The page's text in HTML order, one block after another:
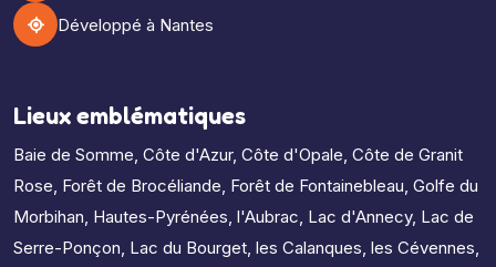
Développé à Nantes
Lieux emblématiques
Baie de Somme, Côte d'Azur, Côte d'Opale, Côte de Granit
Rose, Forêt de Brocéliande, Forêt de Fontainebleau, Golfe du
Morbihan, Hautes-Pyrénées, l'Aubrac, Lac d'Annecy, Lac de
Serre-Ponçon, Lac du Bourget, les Calanques, les Cévennes,